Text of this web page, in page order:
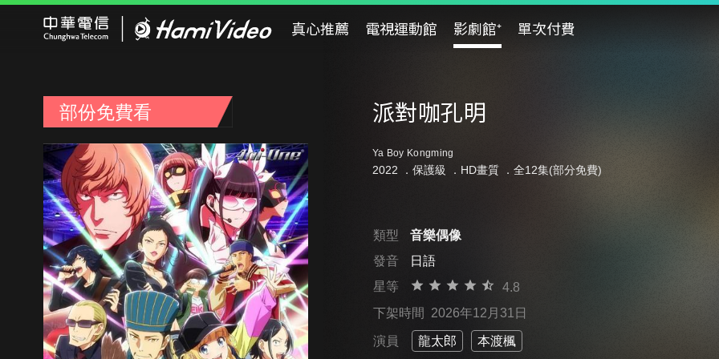
真心推薦 電視運動館 影劇館⁺ 單次付費
部份免費看 派對咖孔明
Ya Boy Kongming
2022 ． 保護級 ．HD畫質 ．全12集(部分免費)
類型
音樂偶像
發音
日語
星等
4.8
下架時間 2026年12月31日
演員 龍太郎 本渡楓